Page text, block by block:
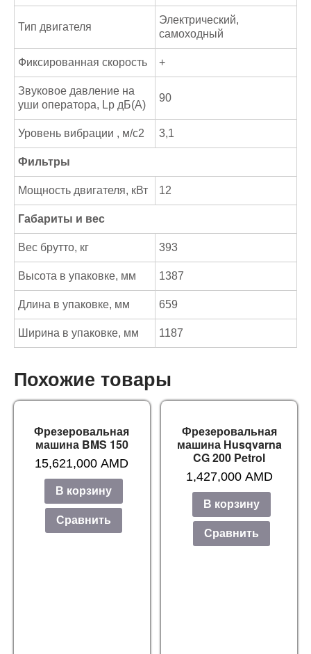
Тип двигателя
Электрический,
самоходный
Фиксированная скорость +
Звуковое давление на
уши оператора, Lp дБ(А)
90
Уровень вибрации , м/с2 3,1
Фильтры
Мощность двигателя, кВт 12
Габариты и вес
Вес брутто, кг 393
Высота в упаковке, мм 1387
Длина в упаковке, мм 659
Ширина в упаковке, мм 1187
Похожие товары
Фрезеровальная
машина BMS 150
15,621,000AMD
В корзину
Сравнить
Фрезеровальная
машина Husqvarna
CG 200 Petrol
1,427,000 AMD
В корзину
Сравнить